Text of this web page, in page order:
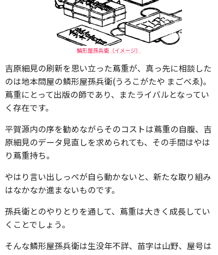
鱗形屋孫兵衛（イメージ）
吉原細見の刷新を思い立った蔦重が、真っ先に相談した
のは地本問屋の鱗形屋孫兵衛(うろこがたや まごべゑ)。
蔦重にとって出版の師であり、またライバルとなってい
く存在です。
平賀源内の序を勧めながらそのコストは蔦重の自腹、吉
原細見のデータ見直しを求められても、その手間はやは
り蔦重持ち。
やはり言い出しっぺが自ら動かないと、新たな取り組み
はなかなか進まないものです。
孫兵衛とのやりとりを通して、蔦重は大きく成長してい
くことでしょう。
そんな鱗形屋孫兵衛は生没年不詳、苗字は山野、屋号は